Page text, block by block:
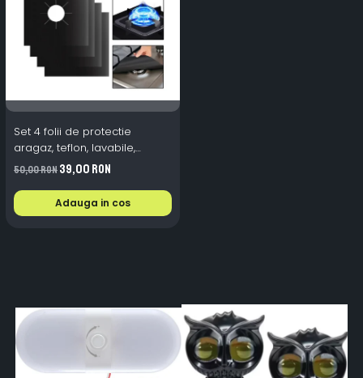
Set 4 folii de protectie
aragaz, teflon, lavabile,
reutilizabile, Negru/Gri
50,00 RON39,00 RON
Adauga in cos